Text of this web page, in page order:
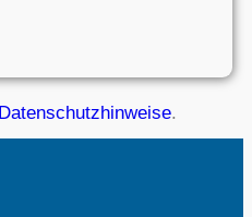
Datenschutzhinweise.